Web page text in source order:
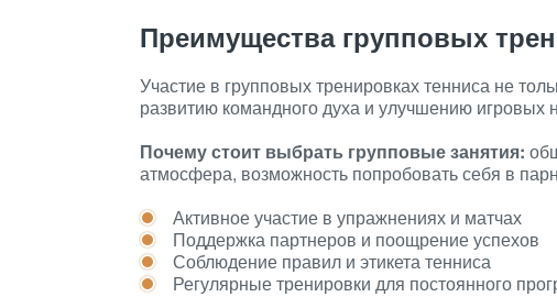
Преимущества групповых
Участие в групповых тренировках тенниса не
развитию командного духа и улучшению игровых
Почему стоит выбрать групповые занятия:
атмосфера, возможность попробовать себя в
Активное участие в упражнениях и матчах
Поддержка партнеров и поощрение успехов
Соблюдение правил и этикета тенниса
Регулярные тренировки для постоянного